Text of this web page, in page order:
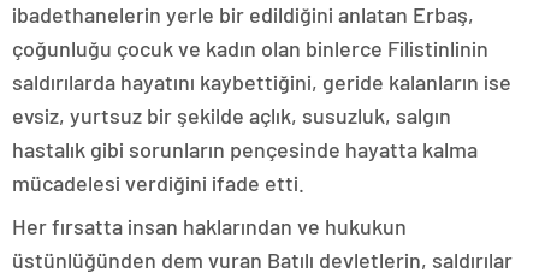
ibadethanelerin yerle bir edildiğini anlatan Erbaş,
çoğunluğu çocuk ve kadın olan binlerce Filistinlinin
saldırılarda hayatını kaybettiğini, geride kalanların ise
evsiz, yurtsuz bir şekilde açlık, susuzluk, salgın
hastalık gibi sorunların pençesinde hayatta kalma
mücadelesi verdiğini ifade etti.
Her fırsatta insan haklarından ve hukukun
üstünlüğünden dem vuran Batılı devletlerin, saldırılar